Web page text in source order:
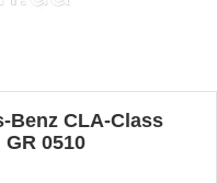
Benz CLA-Class
GR 0510